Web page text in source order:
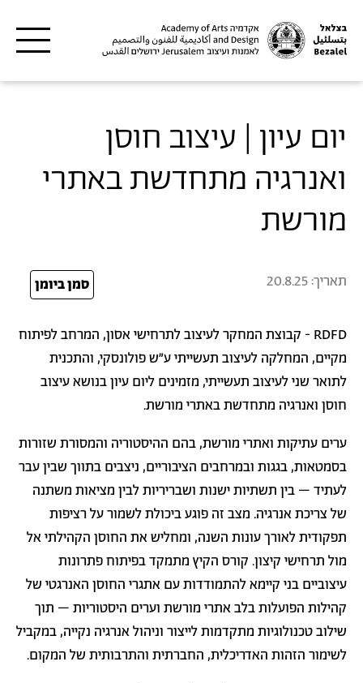
יום עיון | עיצוב חוסן
ואנרגיה מתחדשת באתרי
מורשת
תאריך: 20.8.25 סמן ביומן
RDFD - קבוצת המחקר לעיצוב לתרחישי אסון, המרחב לפיתוח
מקיים, המחלקה לעיצוב תעשייתי ע"ש פולונסקי, והתכנית
לתואר שני לעיצוב תעשייתי, מזמינים ליום עיון בנושא עיצוב
חוסן ואנרגיה מתחדשת באתרי מורשת.
ערים עתיקות ואתרי מורשת, בהם ההיסטוריה והמסורת שזורות
בסמטאות, בגגות ובמרחבים הציבוריים, ניצבים בתווך שבין עבר
לעתיד – בין תשתיות ישנות ושבריריות לבין מציאות משתנה
של צריכת אנרגיה. מצב זה פוגע ביכולת לשמור על רציפות
תפקודית לאורך עונות השנה, ומחליש את החוסן הקהילתי אל
מול תרחישי קיצון. קורס הקיץ מתמקד בפיתוח פתרונות
עיצוביים בני קיימא להתמודדות עם אתגרי החוסן האנרגטי של
קהילות הפועלות בלב אתרי מורשת וערים היסטוריות – תוך
שילוב טכנולוגיות מתקדמות לייצור וניהול אנרגיה נקייה, במקביל
לשימור הזהות האדריכלית, החברתית והתרבותית של המקום.